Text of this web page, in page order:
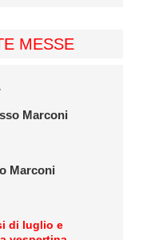
MESSE
Marconi
Marconi
di luglio e